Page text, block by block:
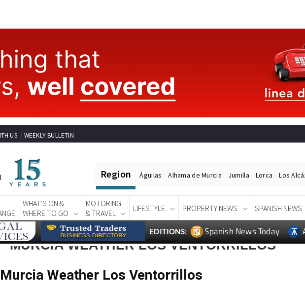
US WEEKLY BULLETIN
Region Águilas Alhama de Murcia Jumilla Lorca Los
WHAT'S ON &
WHERE TO GO
MOTORING
& TRAVEL
LIFESTYLE PROPERTY NEWS SPANISH NEWS
EDITIONS: Spanish News Today
MURCIA WEATHER LOS VENTORRILLOS
Murcia Weather Los Ventorrillos